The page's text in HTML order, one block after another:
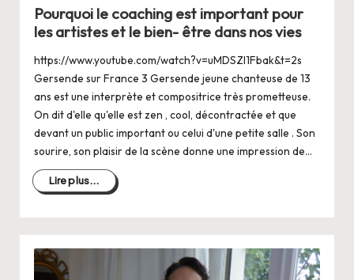
Pourquoi le coaching est important pour
les artistes et le bien- être dans nos vies
https://www.youtube.com/watch?v=uMDSZl1Fbak&t=2s
Gersende sur France 3 Gersende jeune chanteuse de 13
ans est une interprète et compositrice très prometteuse.
On dit d'elle qu'elle est zen , cool, décontractée et que
devant un public important ou celui d'une petite salle . Son
sourire, son plaisir de la scène donne une impression de…
Lire plus...